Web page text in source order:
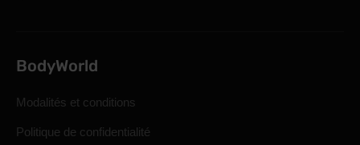
BodyWorld
Modalités et conditions
Politique de confidentialité